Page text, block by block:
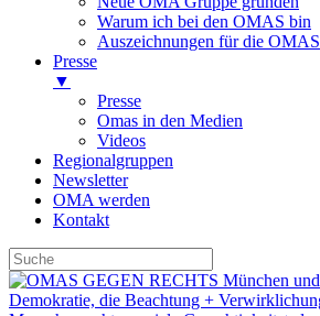
Warum ich bei den OMAS bin
Auszeichnungen für die OMAS
Presse
▼
Presse
Omas in den Medien
Videos
Regionalgruppen
Newsletter
OMA werden
Kontakt